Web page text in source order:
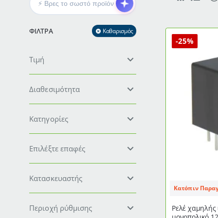
ΦΊΛΤΡΑ Καθαρισμός
Τιμή
Διαθεσιμότητα
Κατηγορίες
Επιλέξτε επαφές
Κατασκευαστής
Περιοχή ρύθμισης
-25%
Κατόπιν
Ρελέ χαμηλής